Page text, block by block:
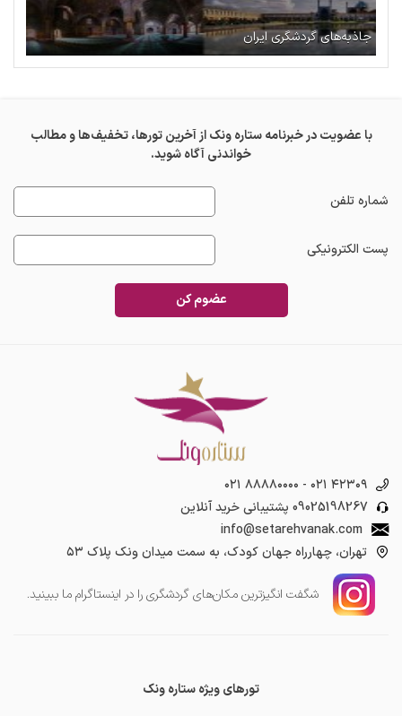
جاذبه‌های گردشگری ایران
با عضویت در خبرنامه ستاره ونک از آخرین تورها، تخفیف‌ها و مطالب
خواندنی آگاه شوید.
شماره تلفن
پست الکترونیکی
عضوم کن
۰۲۱ ۸۸۸۸۰۰۰۰ - ۰۲۱ ۴۲۳۰۹
09025198267 پشتیبانی خرید آنلاین
info@setarehvanak.com
تهران، چهارراه جهان کودک، به سمت میدان ونک پلاک ۵۳
شگفت انگیز‌ترین مکان‌های گردشگری را در اینستاگرام ما ببینید.
تورهای ویژه ستاره ونک